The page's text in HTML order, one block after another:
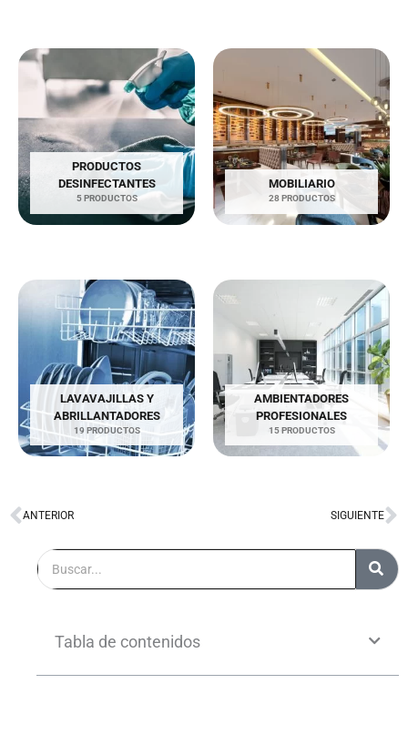
PRODUCTOS
DESINFECTANTES
5 PRODUCTOS
MOBILIARIO
28 PRODUCTOS
LAVAVAJILLAS Y
ABRILLANTADORES
19 PRODUCTOS
AMBIENTADORES
PROFESIONALES
15 PRODUCTOS
Ant
ANTERIOR SIGUIENTE
Buscar
Tabla de contenidos